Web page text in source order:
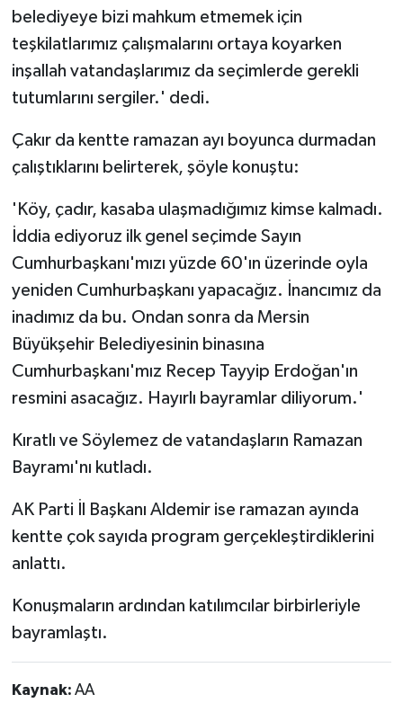
belediyeye bizi mahkum etmemek için
teşkilatlarımız çalışmalarını ortaya koyarken
inşallah vatandaşlarımız da seçimlerde gerekli
tutumlarını sergiler.' dedi.
Çakır da kentte ramazan ayı boyunca durmadan
çalıştıklarını belirterek, şöyle konuştu:
'Köy, çadır, kasaba ulaşmadığımız kimse kalmadı.
İddia ediyoruz ilk genel seçimde Sayın
Cumhurbaşkanı'mızı yüzde 60'ın üzerinde oyla
yeniden Cumhurbaşkanı yapacağız. İnancımız da
inadımız da bu. Ondan sonra da Mersin
Büyükşehir Belediyesinin binasına
Cumhurbaşkanı'mız Recep Tayyip Erdoğan'ın
resmini asacağız. Hayırlı bayramlar diliyorum.'
Kıratlı ve Söylemez de vatandaşların Ramazan
Bayramı'nı kutladı.
AK Parti İl Başkanı Aldemir ise ramazan ayında
kentte çok sayıda program gerçekleştirdiklerini
anlattı.
Konuşmaların ardından katılımcılar birbirleriyle
bayramlaştı.
Kaynak: AA